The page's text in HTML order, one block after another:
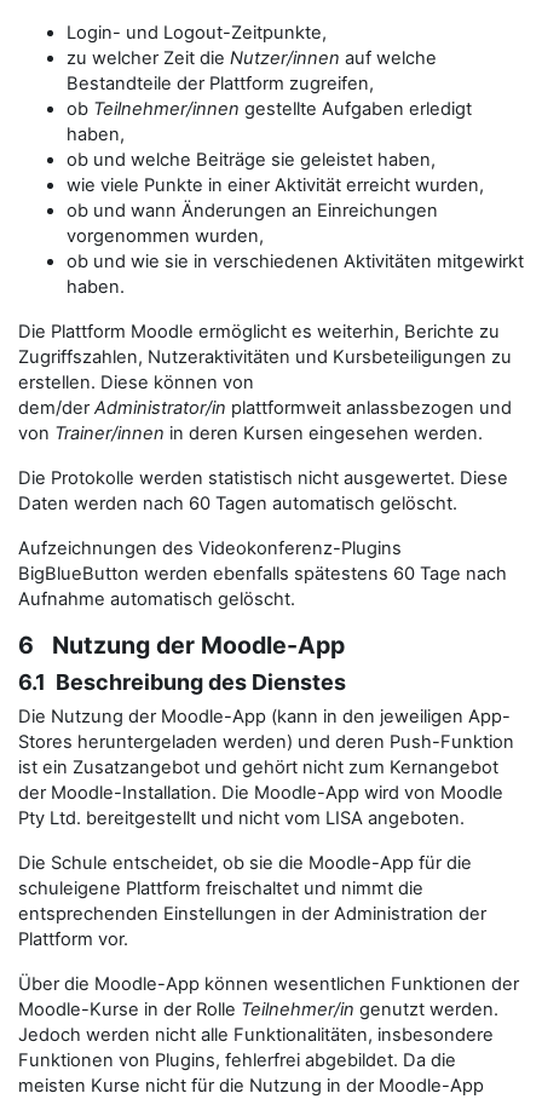
Login- und Logout-Zeitpunkte,
zu welcher Zeit die Nutzer/innen auf welche
Bestandteile der Plattform zugreifen,
ob Teilnehmer/innen gestellte Aufgaben erledigt
haben,
ob und welche Beiträge sie geleistet haben,
wie viele Punkte in einer Aktivität erreicht wurden,
ob und wann Änderungen an Einreichungen
vorgenommen wurden,
ob und wie sie in verschiedenen Aktivitäten mitgewirkt
haben.
Die Plattform Moodle ermöglicht es weiterhin, Berichte zu
Zugriffszahlen, Nutzeraktivitäten und Kursbeteiligungen zu
erstellen. Diese können von
dem/derAdministrator/in plattformweit anlassbezogen und
von Trainer/innen in deren Kursen eingesehen werden.
Die Protokolle werden statistisch nicht ausgewertet. Diese
Daten werden nach 60 Tagen automatisch gelöscht.
Aufzeichnungen des Videokonferenz-Plugins
BigBlueButton werden ebenfalls spätestens 60 Tage nach
Aufnahme automatisch gelöscht.
6 Nutzung der Moodle-App
6.1 Beschreibung des Dienstes
Die Nutzung der Moodle-App (kann in den jeweiligen App-
Stores heruntergeladen werden) und deren Push-Funktion
ist ein Zusatzangebot und gehört nicht zum Kernangebot
der Moodle-Installation. Die Moodle-App wird von Moodle
Pty Ltd. bereitgestellt und nicht vom LISA angeboten.
Die Schule entscheidet, ob sie die Moodle-App für die
schuleigene Plattform freischaltet und nimmt die
entsprechenden Einstellungen in der Administration der
Plattform vor.
Über die Moodle-App können wesentlichen Funktionen der
Moodle-Kurse in der Rolle Teilnehmer/in genutzt werden.
Jedoch werden nicht alle Funktionalitäten, insbesondere
Funktionen von Plugins, fehlerfrei abgebildet. Da die
meisten Kurse nicht für die Nutzung in der Moodle-App